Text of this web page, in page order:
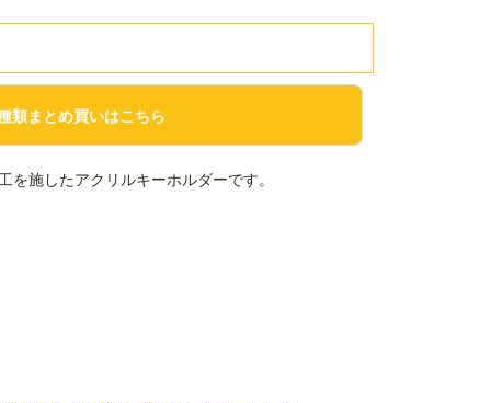
類まとめ買いはこちら
を施したアクリルキーホルダーです。